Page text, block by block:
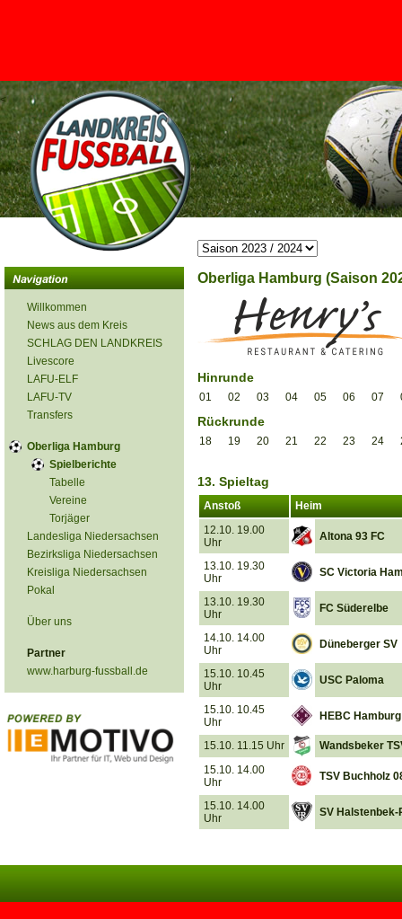
<
Willkommen
News aus dem Kreis
SCHLAG DEN LANDKREIS
Livescore
LAFU-ELF
LAFU-TV
Transfers
Oberliga Hamburg
Spielberichte
Tabelle
Vereine
Torjäger
Landesliga Niedersachsen
Bezirksliga Niedersachsen
Kreisliga Niedersachsen
Pokal
Über uns
Partner
www.harburg-fussball.de
Oberliga Hamburg (Saison
Hinrunde
01 02 03 04 05 06 07
Rückrunde
18 19 20 21 22 23 24
13. Spieltag
Anstoß
Heim
12.10. 19.00
Uhr
Altona 93 FC
13.10. 19.30
Uhr
SC Victoria
13.10. 19.30
Uhr
FC Süderelbe
14.10. 14.00
Uhr
Düneberger SV
15.10. 10.45
Uhr
USC Paloma
15.10. 10.45
Uhr
HEBC Hamburg
15.10. 11.15 Uhr
Wandsbeker
15.10. 14.00
Uhr
TSV Buchholz
15.10. 14.00
Uhr
SV Halstenbek-